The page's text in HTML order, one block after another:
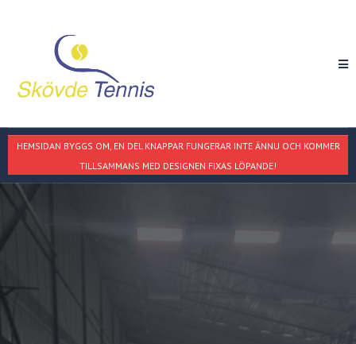
HEMSIDAN BYGGS OM, EN DEL KNAPPAR FUNGERAR INTE ÄNNU OCH KOMMER
TILLSAMMANS MED DESIGNEN FIXAS LÖPANDE!